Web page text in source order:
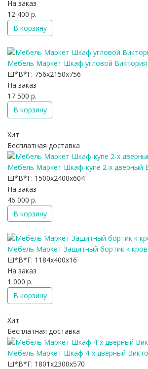
На заказ
12 400 р.
В корзину
Мебель Маркет Шкаф угловой Виктория
Ш*В*Г: 756x2150x756
На заказ
17 500 р.
В корзину
Хит
Бесплатная доставка
Мебель Маркет Шкаф-купе 2-х дверный
Ш*В*Г: 1500x2400x604
На заказ
46 000 р.
В корзину
Мебель Маркет Защитный бортик к
Ш*В*Г: 1184x400x16
На заказ
1 000 р.
В корзину
Хит
Бесплатная доставка
Мебель Маркет Шкаф 4-х дверный
Ш*В*Г: 1801x2300x570